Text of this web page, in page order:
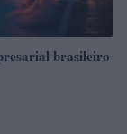
brasileiro